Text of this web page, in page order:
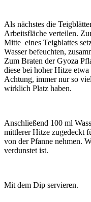
Als nächstes die
Arbeitsfläche verteilen.
Mitte eines Teigblattes
Wasser befeuchten,
Zum Braten der Gyoza
diese bei hoher Hitze
Achtung, immer nur so
wirklich Platz haben.
Anschließend 100 ml
mittlerer Hitze zugedeckt
von der Pfanne nehmen.
verdunstet ist.
Mit dem Dip servieren.